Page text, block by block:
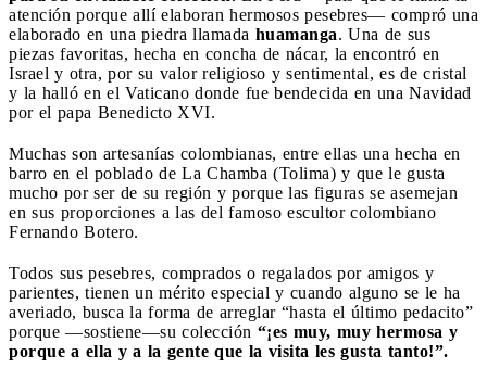
atención porque allí elaboran hermosos pesebres— compró una
elaborado en una piedra llamada huamanga. Una de sus
piezas favoritas, hecha en concha de nácar, la encontró en
Israel y otra, por su valor religioso y sentimental, es de cristal
y la halló en el Vaticano donde fue bendecida en una Navidad
por el papa Benedicto XVI.
Muchas son artesanías colombianas, entre ellas una hecha en
barro en el poblado de La Chamba (Tolima) y que le gusta
mucho por ser de su región y porque las figuras se asemejan
en sus proporciones a las del famoso escultor colombiano
Fernando Botero.
Todos sus pesebres, comprados o regalados por amigos y
parientes, tienen un mérito especial y cuando alguno se le ha
averiado, busca la forma de arreglar “hasta el último pedacito”
porque —sostiene—su colección “¡es muy, muy hermosa y
porque a ella y a la gente que la visita les gusta tanto!”.